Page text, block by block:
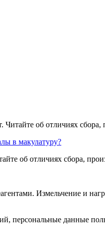
об отличиях
в макулатуру?
об отличиях сбора,
Измельчение и
персональные данные